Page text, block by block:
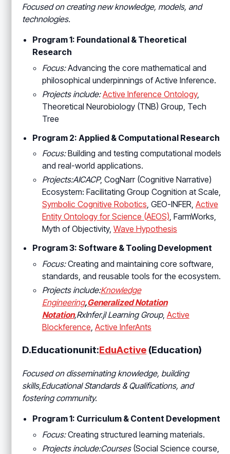
Focused on creating new knowledge, models, and
technologies.
Program 1: Foundational & Theoretical
Research
Focus:Advancing the core mathematical and
philosophical underpinnings of Active Inference.
Projects include: Active Inference Ontology,
Theoretical Neurobiology (TNB) Group, Tech
Tree
Program 2: Applied & Computational Research
Focus:Building and testing computational models
and real-world applications.
Projects:AICACP, CogNarr (Cognitive Narrative)
Ecosystem: Facilitating Group Cognition at Scale,
Symbolic Cognitive Robotics, GEO-INFER, Active
Entity Ontology for Science (AEOS), FarmWorks,
Myth of Objectivity, Wave Hypothesis
Program 3: Software & Tooling Development
Focus:Creating and maintaining core software,
standards, and reusable tools for the ecosystem.
Projects include:Knowledge
Engineering,Generalized Notation
Notation,RxInfer.jl Learning Group, Active
Blockference Active InferAnts
D.Educationunit:EduActive (Education)
Focused on disseminating knowledge, building
skills,Educational Standards & Qualifications, and
fostering community.
Program 1: Curriculum & Content Development
Focus:Creating structured learning materials.
Projects include:Courses(Social Science course,